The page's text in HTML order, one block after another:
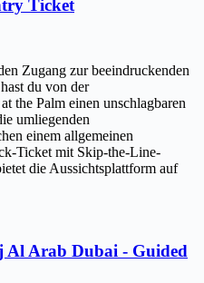
Ticket
Zugang zur beeindruckenden
du von der
the Palm einen unschlagbaren
umliegenden
einem allgemeinen
Ticket mit Skip-the-Line-
die Aussichtsplattform auf
Al Arab Dubai - Guided